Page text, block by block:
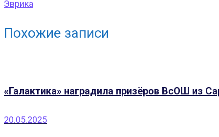
Эврика
Похожие записи
«Галактика» наградила призёров ВсОШ из
20.05.2025